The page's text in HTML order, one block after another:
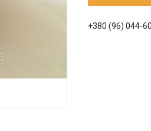
+380 (96) 044-